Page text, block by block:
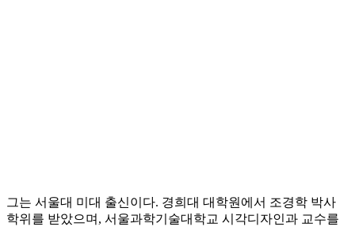
그는 서울대 미대 출신이다. 경희대 대학원에서 조경학 박사
학위를 받았으며, 서울과학기술대학교 시각디자인과 교수를